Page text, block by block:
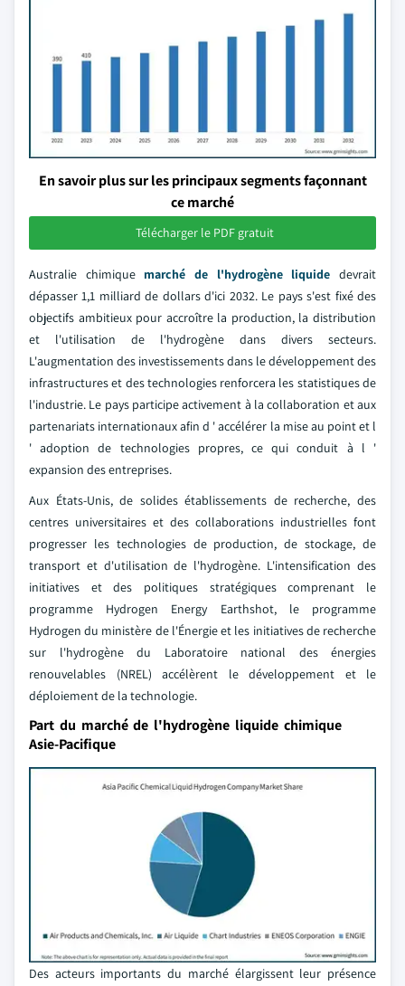
En savoir plus sur les principaux segments façonnant
ce marché
Télécharger le PDF gratuit
Australie chimique marché de l'hydrogène liquide devrait
dépasser 1,1 milliard de dollars d'ici 2032. Le pays s'est fixé des
objectifs ambitieux pour accroître la production, la distribution
et l'utilisation de l'hydrogène dans divers secteurs.
L'augmentation des investissements dans le développement des
infrastructures et des technologies renforcera les statistiques de
l'industrie. Le pays participe activement à la collaboration et aux
partenariats internationaux afin d ' accélérer la mise au point et l
' adoption de technologies propres, ce qui conduit à l '
expansion des entreprises.
Aux États-Unis, de solides établissements de recherche, des
centres universitaires et des collaborations industrielles font
progresser les technologies de production, de stockage, de
transport et d'utilisation de l'hydrogène. L'intensification des
initiatives et des politiques stratégiques comprenant le
programme Hydrogen Energy Earthshot, le programme
Hydrogen du ministère de l'Énergie et les initiatives de recherche
sur l'hydrogène du Laboratoire national des énergies
renouvelables (NREL) accélèrent le développement et le
déploiement de la technologie.
Part du marché de l'hydrogène liquide chimique
Asie-Pacifique
Des acteurs importants du marché élargissent leur présence